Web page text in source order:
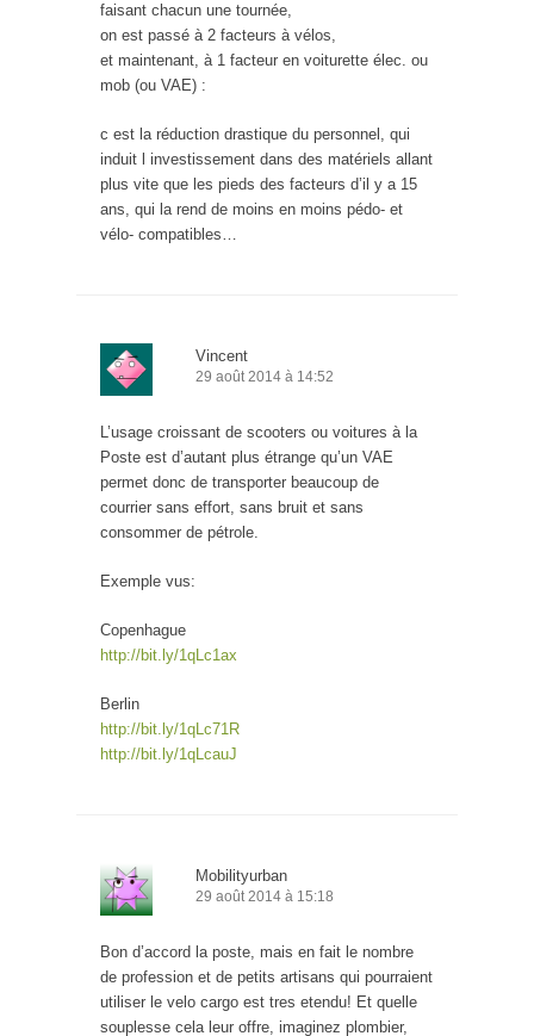
faisant chacun une tournée,
on est passé à 2 facteurs à vélos,
et maintenant, à 1 facteur en voiturette élec. ou
mob (ou VAE) :
c est la réduction drastique du personnel, qui
induit l investissement dans des matériels allant
plus vite que les pieds des facteurs d’il y a 15
ans, qui la rend de moins en moins pédo- et
vélo- compatibles…
Vincent
29 août 2014 à 14:52
L’usage croissant de scooters ou voitures à la
Poste est d’autant plus étrange qu’un VAE
permet donc de transporter beaucoup de
courrier sans effort, sans bruit et sans
consommer de pétrole.
Exemple vus:
Copenhague
http://bit.ly/1qLc1ax
Berlin
http://bit.ly/1qLc71R
http://bit.ly/1qLcauJ
Mobilityurban
29 août 2014 à 15:18
Bon d’accord la poste, mais en fait le nombre
de profession et de petits artisans qui pourraient
utiliser le velo cargo est tres etendu! Et quelle
souplesse cela leur offre, imaginez plombier,